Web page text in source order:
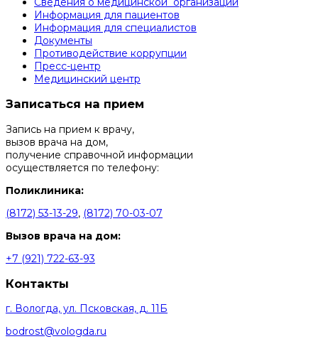
Информация для пациентов
Информация для специалистов
Документы
Противодействие коррупции
Пресс-центр
Медицинский центр
Записаться на прием
Запись на прием к врачу,
вызов врача на дом,
получение справочной информации
осуществляется по телефону:
Поликлиника:
(8172) 53-13-29, (8172) 70-03-07
Вызов врача на дом:
+7 (921) 722-63-93
Контакты
г. Вологда, ул. Псковская, д. 11Б
bodrost@vologda.ru